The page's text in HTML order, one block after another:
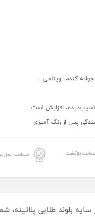
گندم، ویتامی...
افزایش است...
پس از رنگ‌ آمیزی
ضمانت اصل